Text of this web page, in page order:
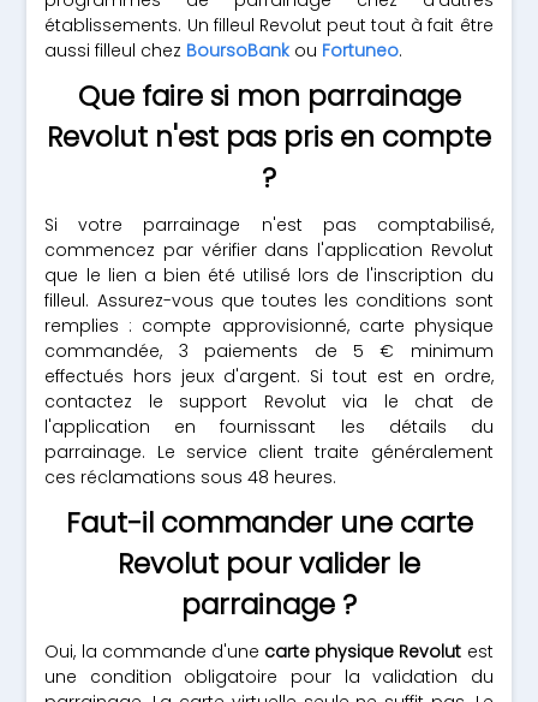
établissements. Un filleul Revolut peut tout à fait être
aussi filleul chez BoursoBank ou Fortuneo.
Que faire si mon parrainage
Revolut n'est pas pris en compte
?
Si votre parrainage n'est pas comptabilisé,
commencez par vérifier dans l'application Revolut
que le lien a bien été utilisé lors de l'inscription du
filleul. Assurez-vous que toutes les conditions sont
remplies : compte approvisionné, carte physique
commandée, 3 paiements de 5 € minimum
effectués hors jeux d'argent. Si tout est en ordre,
contactez le support Revolut via le chat de
l'application en fournissant les détails du
parrainage. Le service client traite généralement
ces réclamations sous 48 heures.
Faut-il commander une carte
Revolut pour valider le
parrainage ?
Oui, la commande d'une carte physique Revolut est
une condition obligatoire pour la validation du